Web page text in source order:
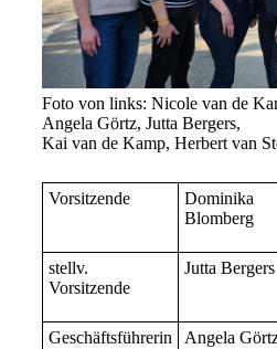
Foto von links: Nicole van de
Angela Görtz, Jutta Bergers,
Kai van de Kamp, Herbert van
Vorsitzende
Dominika
Blomberg
stellv.
Vorsitzende
Jutta Bergers
Geschäftsführerin Angela